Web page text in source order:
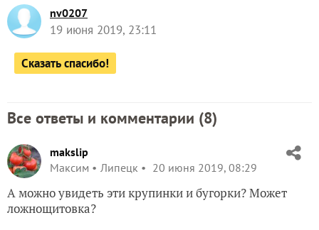
nv0207
19 июня 2019, 23:11
Сказать спасибо!
Все ответы и комментарии (8)
makslip
Максим
Липецк 20 июня 2019, 08:29
А можно увидеть эти крупинки и бугорки? Может
ложнощитовка?